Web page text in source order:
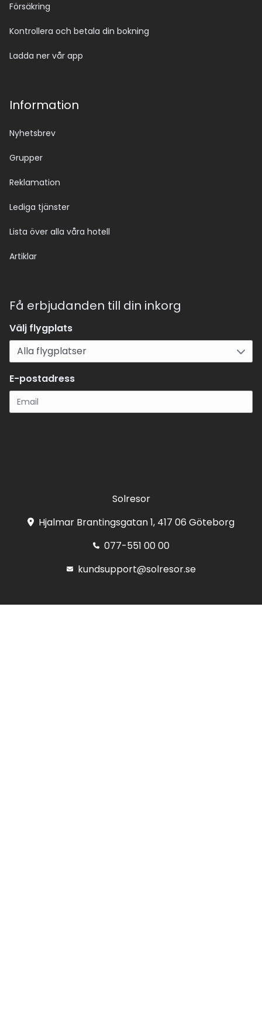
Försäkring
Kontrollera och betala din bokning
Ladda ner vår app
Information
Nyhetsbrev
Grupper
Reklamation
Lediga tjänster
Lista över alla våra hotell
Artiklar
Få erbjudanden till din inkorg
Välj flygplats
E-postadress
Solresor
Hjalmar Brantingsgatan 1, 417 06 Göteborg
077-551 00 00
kundsupport@solresor.se